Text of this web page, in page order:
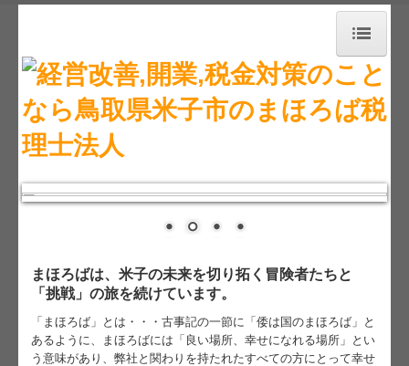
トップページ
事務所紹介
経営理念
職員紹介
業務案内
セミナー案内
料金について
まほろばは、米子の未来を切り拓く冒険者たちと
「挑戦」の旅を続けています。
「まほろば」とは・・・古事記の一節に「倭は国のまほろば」と
あるように、まほろばには「良い場所、幸せになれる場所」とい
う意味があり、弊社と関わりを持たれたすべての方にとって幸せ